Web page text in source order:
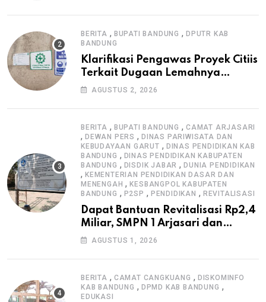
BERITA , BUPATI BANDUNG ,DPUTR KAB
BANDUNG
Klarifikasi Pengawas Proyek Citiis
Terkait Dugaan Lemahnya
Pengawasan K3
AGUSTUS 2, 2026
BERITA , BUPATI BANDUNG ,CAMAT ARJASARI
, DEWAN PERS , DINAS PARIWISATA DAN
KEBUDAYAAN GARUT , DINAS PENDIDIKAN KAB
BANDUNG , DINAS PENDIDIKAN KABUPATEN
BANDUNG , DISDIK JABAR ,DUNIA PENDIDIKAN
, KEMENTERIAN PENDIDIKAN DASAR DAN
MENENGAH ,KESBANGPOL KABUPATEN
BANDUNG , P2SP , PENDIDIKAN , REVITALISASI
Dapat Bantuan Revitalisasi Rp2,4
Miliar, SMPN 1 Arjasari dan
Masyarakat Sambut Antusias
AGUSTUS 1, 2026
BERITA , CAMAT CANGKUANG , DISKOMINFO
KAB BANDUNG , DPMD KAB BANDUNG ,
EDUKASI